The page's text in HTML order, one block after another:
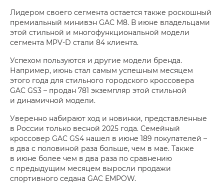
Лидером своего сегмента остается также роскошный
премиальный минивэн GAC M8. В июне владельцами
этой стильной и многофункциональной модели
сегмента MPV-D стали 84 клиента.
Успехом пользуются и другие модели бренда.
Например, июнь стал самым успешным месяцем
этого года для стильного городского кроссовера
GAC GS3 – продан 781 экземпляр этой стильной
и динамичной модели.
Уверенно набирают ход и новинки, представленные
в России только весной 2025 года. Семейный
кроссовер GAC GS4 нашел в июне 189 покупателей –
в два с половиной раза больше, чем в мае. Также
в июне более чем в два раза по сравнению
с предыдущим месяцем выросли продажи
спортивного седана GAC EMPOW.